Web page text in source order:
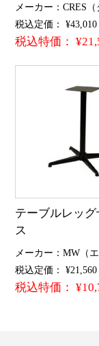
メーカー：CRES（
税込定価： ¥43,010
税込特価：
テーブルレッ
ス
メーカー：MW（
税込定価： ¥21,560
税込特価：